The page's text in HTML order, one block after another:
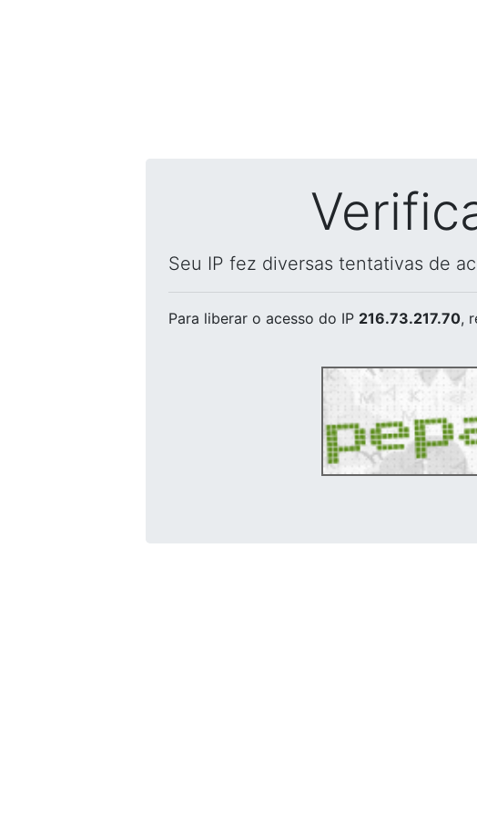
Seu IP fez diversas tentativas de
Para liberar o acesso do IP 216.73.217.70,